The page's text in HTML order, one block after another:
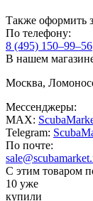
Также оформить
По телефону:
8 (495) 150–99–56
В нашем
Москва,
Мессенджеры:
MAX:
Telegram:
По почте:
С этим товаром
10 уже
купили